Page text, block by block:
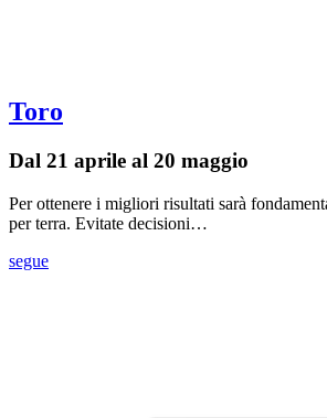
Toro
Dal 21 aprile al 20 maggio
Per ottenere i migliori risultati sarà
per terra. Evitate decisioni…
segue